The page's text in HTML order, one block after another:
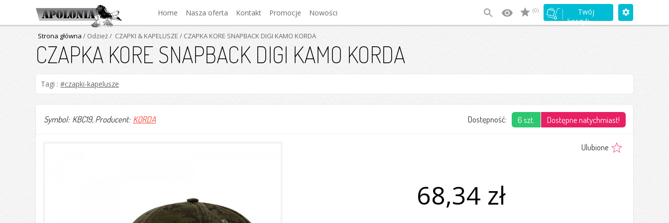
Home Nasza oferta Kontakt Promocje Nowości (0)
Twój
koszyk
Strona główna / Odzież/ CZAPKI & KAPELUSZE / CZAPKA KORE SNAPBACK DIGI KAMO KORDA
CZAPKA KORE SNAPBACK DIGI KAMO KORDA
Tagi : #czapki-kapelusze
Symbol: KBC19, Producent: KORDA Dostępność: 6 szt. Dostępne natychmiast!
Ulubione
68,34 zł